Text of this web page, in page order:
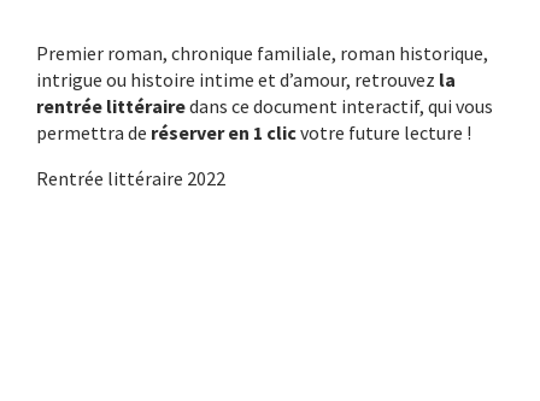
Premier roman, chronique familiale, roman historique,
intrigue ou histoire intime et d’amour, retrouvez la
rentrée littérairedans ce document interactif, qui vous
permettra de réserver en 1 clicvotre future lecture !
Rentrée littéraire 2022